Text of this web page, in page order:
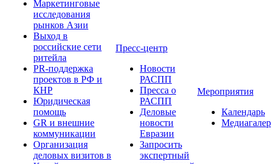
Маркетинговые
исследования
рынков Азии
Выход в
российские сети
ритейла
PR-поддержка
проектов в РФ и
КНР
Юридическая
помощь
GR и внешние
коммуникации
Организация
деловых визитов в
Пресс-центр
Новости
РАСПП
Пресса о
РАСПП
Деловые
новости
Евразии
Запросить
экспертный
Мероприятия
Календарь